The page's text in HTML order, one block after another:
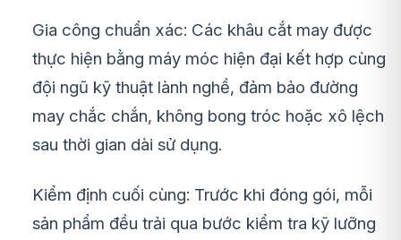
Gia công chuẩn xác: Các khâu cắt may được
thực hiện bằng máy móc hiện đại kết hợp cùng
đội ngũ kỹ thuật lành nghề, đảm bảo đường
may chắc chắn, không bong tróc hoặc xô lệch
sau thời gian dài sử dụng.
Kiểm định cuối cùng: Trước khi đóng gói, mỗi
sản phẩm đều trải qua bước kiểm tra kỹ lưỡng